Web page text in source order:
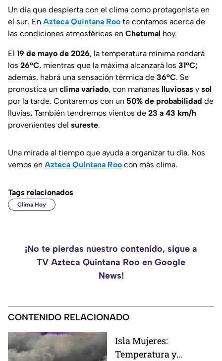
Un día que despierta con el clima como protagonista en
el sur. En Azteca Quintana Roo te contamos acerca de
las condiciones atmosféricas en Chetumal hoy.
El 19 de mayo de 2026, la temperatura mínima rondará
los 26°C, mientras que la máxima alcanzará los 31°C;
además, habrá una sensación térmica de 36°C. Se
pronostica un clima variado, con mañanas lluviosas y sol
por la tarde. Contaremos con un 50% de probabilidad de
lluvias. También tendremos vientos de 23 a 43 km/h
provenientes del sureste.
Una mirada al tiempo que ayuda a organizar tu día. Nos
vemos en Azteca Quintana Roo con más clima.
Tags relacionados
Clima Hoy
¡No te pierdas nuestro contenido, sigue a
TV Azteca Quintana Roo en Google
News!
CONTENIDO RELACIONADO
Isla Mujeres:
Temperatura y